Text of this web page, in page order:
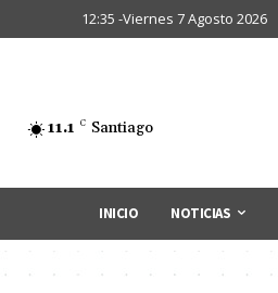
12:35 -Viernes 7 Agosto 2026
11.1 C Santiago
INICIO NOTICIAS